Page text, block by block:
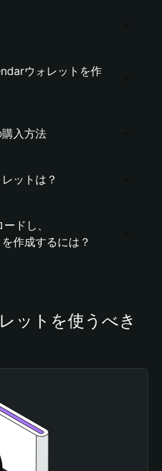
ウォレットを作
入方法
ットは？
ドし、
作成するには？
ットを使うべき